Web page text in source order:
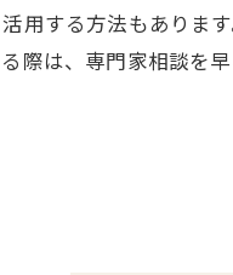
用する方法もありま
際は、専門家相談を